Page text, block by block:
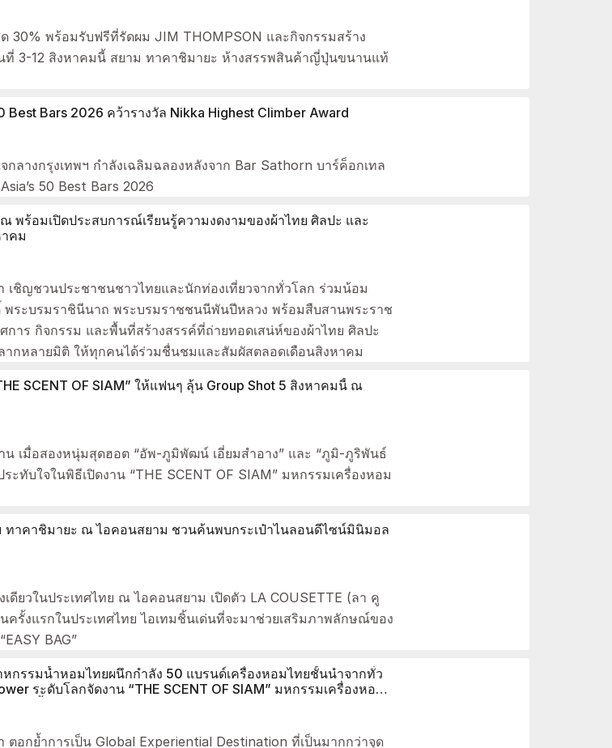
30% พร้อมรับฟรีที่รัดผม JIM THOMPSON และกิจกรรมสร้าง
ที่ 3-12 สิงหาคมนี้ สยาม ทาคาชิมายะ ห้างสรรพสินค้าญี่ปุ่นขนานแท้
Bars 2026 คว้ารางวัล Nikka Highest Climber Award
ลางกรุงเทพฯ กำลังเฉลิมฉลองหลังจาก Bar Sathorn บาร์ค็อกเทล
50 Best Bars 2026
ร้อมเปิดประสบการณ์เรียนรู้ความงดงามของผ้าไทย ศิลปะ และ
คม
ชิญชวนประชาชนชาวไทยและนักท่องเที่ยวจากทั่วโลก ร่วมน้อม
ระบรมราชินีนาถ พระบรมราชชนนีพันปีหลวง พร้อมสืบสานพระราช
ร กิจกรรม และพื้นที่สร้างสรรค์ที่ถ่ายทอดเสน่ห์ของผ้าไทย ศิลปะ
กหลายมิติ ให้ทุกคนได้ร่วมชื่นชมและสัมผัสตลอดเดือนสิงหาคม
SCENT OF SIAM” ให้แฟนๆ ลุ้น Group Shot 5 สิงหาคมนี้ ณ
น เมื่อสองหนุ่มสุดฮอต “อัพ-ภูมิพัฒน์ เอี่ยมสำอาง” และ “ภูมิ-ภูริพันธ์
ทับใจในพิธีเปิดงาน “THE SCENT OF SIAM” มหกรรมเครื่องหอม
ทาคาชิมายะ ณ ไอคอนสยาม ชวนค้นพบกระเป๋าไนลอนดีไซน์มินิมอล
วในประเทศไทย ณ ไอคอนสยาม เปิดตัว LA COUSETTE (ลา คู
ครั้งแรกในประเทศไทย ไอเทมชิ้นเด่นที่จะมาช่วยเสริมภาพลักษณ์ของ
BAG”
รรมน้ำหอมไทยผนึกกำลัง 50 แบรนด์เครื่องหอมไทยชั้นนำจากทั่ว
ระดับโลกจัดงาน “THE SCENT OF SIAM” มหกรรมเครื่องหอม
ลล์ ชั้น 3 ไอคอนสยาม
อกย้ำการเป็น Global Experiential Destination ที่เป็นมากกว่าจุด